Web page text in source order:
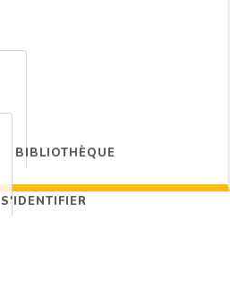
BIBLIOTHÈQUE
S'IDENTIFIER